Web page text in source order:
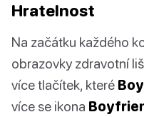
Hratelnost
Na začátku každého
obrazovky zdravotní
více tlačítek, které
více se ikona